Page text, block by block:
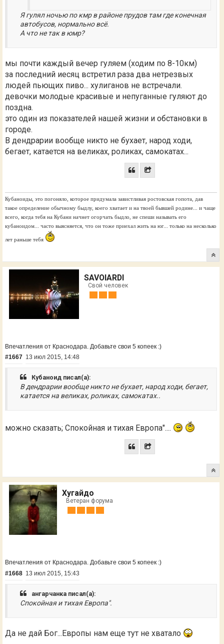
Я гулял ночью по кмр в районе прудов там где конечная
автобусов, нормально всё.
А что не так в юмр?
мы почти каждый вечер гуляем (ходим по 8-10км)
за последний иесяц встретил раза два нетрезвых
людей пьющих пиво... хулиганов не встречали.
девочки молодые красивые и непуганные гуляют до
поздна.
это один из показателей нашей жизни и обстановки в
городе.
В дендрарии вообще никто не бухает, народ ходи,
бегает, катается на великах, роликах, самокатах...
Кубаноиды, это погоняло, которое придумала завистливая ростовская гопота, дав
такое определение обычному быдлу, коего хватает и на твоей бывшей родине... и чаще
всего, когда тебя на Кубани начнет огорчать быдло, не спеши называть его
кубаноидом... часто выясняется, что он тоже приехал жить на юг... только на несколько
лет раньше тебя
SAVOIARDI
Свой человек
Впечатления от Краснодара. Добавьте свои 5 копеек :)
#1667 13 июл 2015, 14:48
Кубаноид писал(а):
В дендрарии вообще никто не бухает, народ ходи, бегает,
катается на великах, роликах, самокатах..
можно сказать; Спокойная и тихая Европа"....
Хугайдо
Ветеран форума
Впечатления от Краснодара. Добавьте свои 5 копеек :)
#1668 13 июл 2015, 15:43
ангарчанка писал(а):
Спокойная и тихая Европа".
Да не дай Бог...Европы нам еще тут не хватало